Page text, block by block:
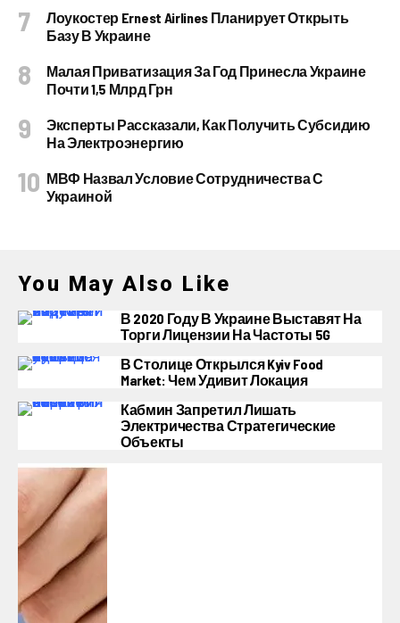
Лоукостер Ernest Airlines Планирует Открыть
Базу В Украине
Малая Приватизация За Год Принесла Украине
Почти 1,5 Млрд Грн
Эксперты Рассказали, Как Получить Субсидию
На Электроэнергию
МВФ Назвал Условие Сотрудничества С
Украиной
You May Also Like
В 2020 Году В Украине Выставят На
Торги Лицензии На Частоты 5G
В Столице Открылся Kyiv Food
Market: Чем Удивит Локация
Кабмин Запретил Лишать
Электричества Стратегические
Объекты